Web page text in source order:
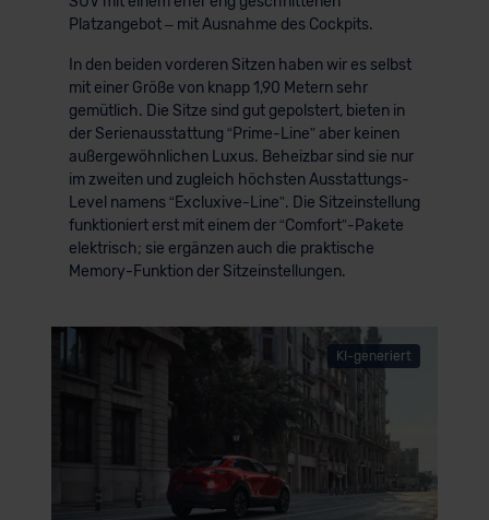
Platzangebot – mit Ausnahme des Cockpits.
In den beiden vorderen Sitzen haben wir es selbst
mit einer Größe von knapp 1,90 Metern sehr
gemütlich. Die Sitze sind gut gepolstert, bieten in
der Serienausstattung “Prime-Line” aber keinen
außergewöhnlichen Luxus. Beheizbar sind sie nur
im zweiten und zugleich höchsten Ausstattungs-
Level namens “Excluxive-Line”. Die Sitzeinstellung
funktioniert erst mit einem der “Comfort”-Pakete
elektrisch; sie ergänzen auch die praktische
Memory-Funktion der Sitzeinstellungen.
KI-generiert